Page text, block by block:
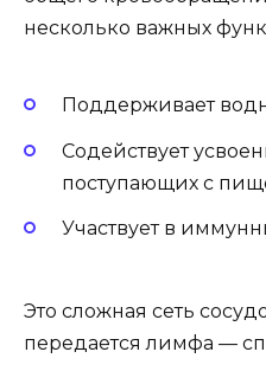
несколько важных
Поддерживает
Содействует
поступающих с
Участвует в
Это сложная сеть
передается лимфа —